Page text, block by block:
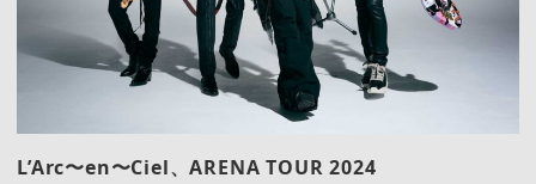
L’Arc〜en〜Ciel、ARENA TOUR 2024